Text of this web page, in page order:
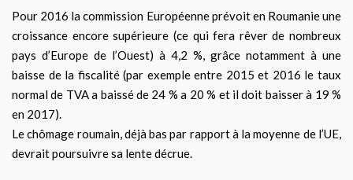
Pour 2016 la commission Européenne prévoit en Roumanie une
croissance encore supérieure (ce qui fera rêver de nombreux
pays d’Europe de l’Ouest) à 4,2 %, grâce notamment à une
baisse de la fiscalité (par exemple entre 2015 et 2016 le taux
normal de TVA a baissé de 24 % a 20 % et il doit baisser à 19 %
en 2017).
Le chômage roumain, déjà bas par rapport à la moyenne de l’UE,
devrait poursuivre sa lente décrue.